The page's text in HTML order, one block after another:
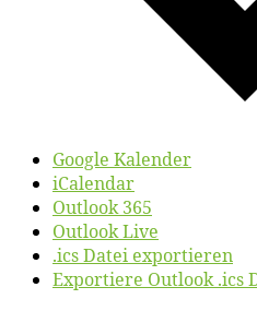
Google Kalender
iCalendar
Outlook 365
Outlook Live
.ics Datei exportieren
Exportiere Outlook .ics